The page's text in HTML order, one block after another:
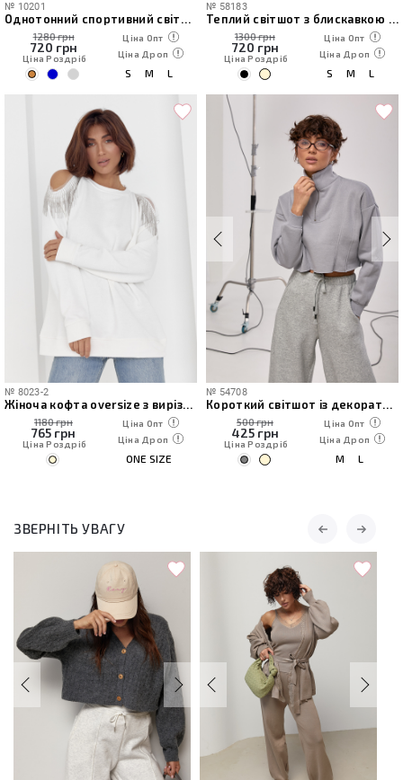
№ 10201
Однотонний спортивний світшот з начосом
1280 грн
720 грн
Ціна Роздріб
Ціна Опт
Ціна Дроп
S M L
№ 58183
Теплий світшот з блискавкою на комірі
1300 грн
720 грн
Ціна Роздріб
Ціна Опт
Ціна Дроп
S M L
№ 8023-2
Жіноча кофта oversize з вирізами на плечах
1180 грн
765 грн
Ціна Роздріб
Ціна Опт
Ціна Дроп
ONE SIZE
№ 54708
Короткий світшот із декоративними швами та блискавкою на горловині
500 грн
425грн
Ціна Роздріб
Ціна Опт
Ціна Дроп
M L
ЗВЕРНІТЬ УВАГУ